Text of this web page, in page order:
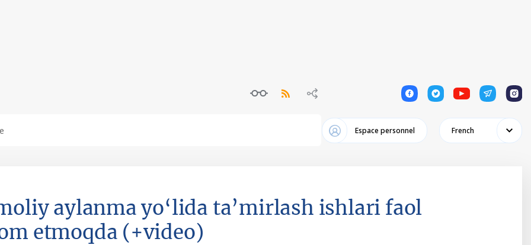
1 1 1 1 1
Espace personnel French
aylanma yo‘lida ta’mirlash ishlari faol
etmoqda (+video)